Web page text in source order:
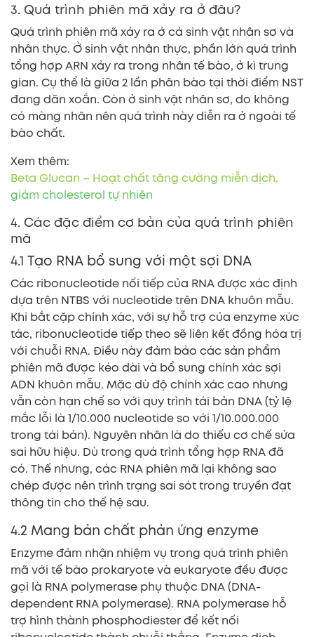
3. Quá trình phiên mã xảy ra ở đâu?
Quá trình phiên mã xảy ra ở cả sinh vật nhân sơ và
nhân thực. Ở sinh vật nhân thực, phần lớn quá trình
tổng hợp ARN xảy ra trong nhân tế bào, ở kì trung
gian. Cụ thể là giữa 2 lần phân bào tại thời điểm NST
đang dãn xoắn. Còn ở sinh vật nhân sơ, do không
có màng nhân nên quá trình này diễn ra ở ngoài tế
bào chất.
Xem thêm:
Beta Glucan – Hoạt chất tăng cường miễn dịch,
giảm cholesterol tự nhiên
4. Các đặc điểm cơ bản của quá trình phiên
mã
4.1 Tạo RNA bổ sung với một sợi DNA
Các ribonucleotide nối tiếp của RNA được xác định
dựa trên NTBS với nucleotide trên DNA khuôn mẫu.
Khi bắt cặp chính xác, với sự hỗ trợ của enzyme xúc
tác, ribonucleotide tiếp theo sẽ liên kết đồng hóa trị
với chuỗi RNA. Điều này đảm bảo các sản phẩm
phiên mã được kéo dài và bổ sung chính xác sợi
ADN khuôn mẫu. Mặc dù độ chính xác cao nhưng
vẫn còn hạn chế so với quy trình tái bản DNA (tỷ lệ
mắc lỗi là 1/10.000 nucleotide so với 1/10.000.000
trong tái bản). Nguyên nhân là do thiếu cơ chế sửa
sai hữu hiệu. Dù trong quá trình tổng hợp RNA đã
có. Thế nhưng, các RNA phiên mã lại không sao
chép được nên trình trạng sai sót trong truyền đạt
thông tin cho thế hệ sau.
4.2 Mang bản chất phản ứng enzyme
Enzyme đảm nhận nhiệm vụ trong quá trình phiên
mã với tế bào prokaryote và eukaryote đều được
gọi là RNA polymerase phụ thuộc DNA (DNA-
dependent RNA polymerase). RNA polymerase hỗ
trợ hình thành phosphodiester để kết nối